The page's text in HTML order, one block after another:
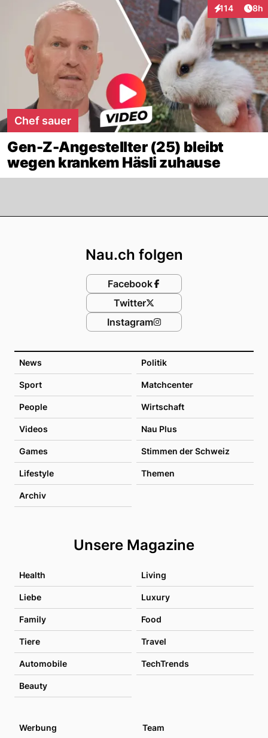
114
Interaktionen
8h
Chef sauer
Gen-Z-Angestellter (25) bleibt
wegen krankem Häsli zuhause
News Politik
Sport Matchcenter
People Wirtschaft
Videos Nau Plus
Games Stimmen der Schweiz
Lifestyle Themen
Archiv
Unsere Magazine
Health Living
Liebe Luxury
Family Food
Tiere Travel
Automobile TechTrends
Beauty
Nau.ch folgen
Facebook
Twitter
Instagram
Werbung Team